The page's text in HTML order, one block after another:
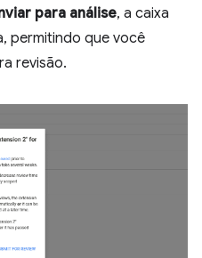
para análise, a caixa
permitindo que você
revisão.